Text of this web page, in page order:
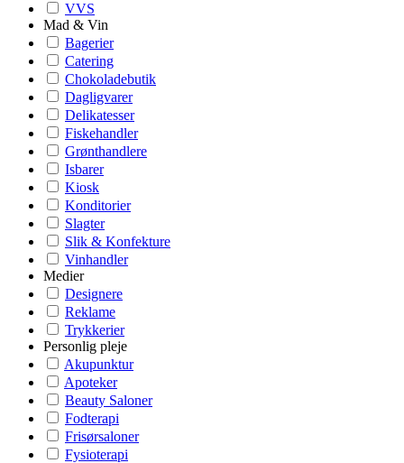
VVS
Mad & Vin
Bagerier
Catering
Chokoladebutik
Dagligvarer
Delikatesser
Fiskehandler
Grønthandlere
Isbarer
Kiosk
Konditorier
Slagter
Slik & Konfekture
Vinhandler
Medier
Designere
Reklame
Trykkerier
Personlig pleje
Akupunktur
Apoteker
Beauty Saloner
Fodterapi
Frisørsaloner
Fysioterapi